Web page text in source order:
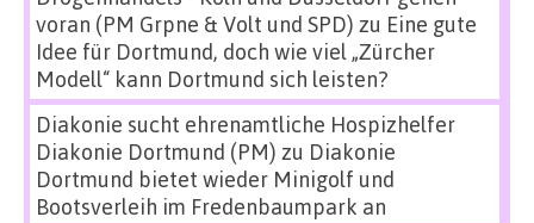
voran (PM Grpne & Volt und SPD) zu Eine gute
Idee für Dortmund, doch wie viel „Zürcher
Modell“ kann Dortmund sich leisten?
Diakonie sucht ehrenamtliche Hospizhelfer
Diakonie Dortmund (PM) zu Diakonie
Dortmund bietet wieder Minigolf und
Bootsverleih im Fredenbaumpark an